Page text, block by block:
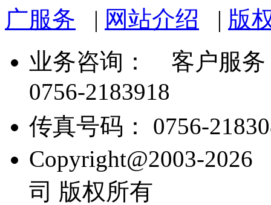
广服务 | 网站介绍 | 版
业务咨询：
客户服务
0756-2183918
传真号码： 0756-
Copyright@2003-
司 版权所有